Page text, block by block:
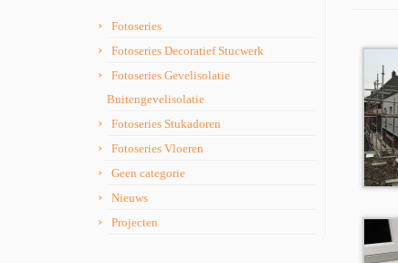
Fotoseries
Fotoseries Decoratief Stucwerk
Fotoseries Gevelisolatie
Buitengevelisolatie
Fotoseries Stukadoren
Fotoseries Vloeren
Geen categorie
Nieuws
Projecten